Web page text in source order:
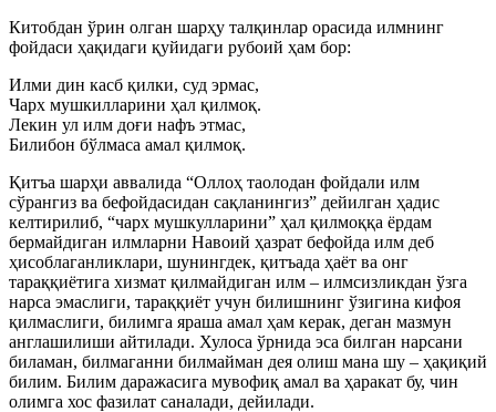
Китобдан ўрин олган шарҳу талқинлар орасида илмнинг
фойдаси ҳақидаги қуйидаги рубоий ҳам бор:
Илми дин касб қилки, суд эрмас,
Чарх мушкилларини ҳал қилмоқ.
Лекин ул илм доғи нафъ этмас,
Билибон бўлмаса амал қилмоқ.
Қитъа шарҳи аввалида “Оллоҳ таолодан фойдали илм
сўрангиз ва бефойдасидан сақланингиз” дейилган ҳадис
келтирилиб, “чарх мушкулларини” ҳал қилмоққа ёрдам
бермайдиган илмларни Навоий ҳазрат бефойда илм деб
ҳисоблаганликлари, шунингдек, қитъада ҳаёт ва онг
тараққиётига хизмат қилмайдиган илм – илмсизликдан ўзга
нарса эмаслиги, тараққиёт учун билишнинг ўзигина кифоя
қилмаслиги, билимга яраша амал ҳам керак, деган мазмун
англашилиши айтилади. Хулоса ўрнида эса билган нарсани
биламан, билмаганни билмайман дея олиш мана шу – ҳақиқий
билим. Билим даражасига мувофиқ амал ва ҳаракат бу, чин
олимга хос фазилат саналади, дейилади.